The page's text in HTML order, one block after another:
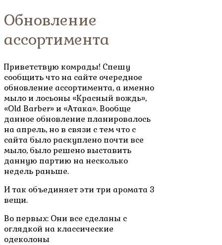
Обновление
ассортимента
Приветствую комрады! Спешу
сообщить что на сайте очередное
обновление ассортимента, а именно
мыло и лосьоны «Красный вождь»,
«Old Barber» и «Атака». Вообще
данное обновление планировалось
на апрель, но в связи с тем что с
сайта было раскуплено почти все
мыло, было решено выставить
данную партию на несколько
недель раньше.
И так объединяет эти три аромата 3
вещи.
Во первых: Они все сделаны с
оглядкой на классические
одеколоны